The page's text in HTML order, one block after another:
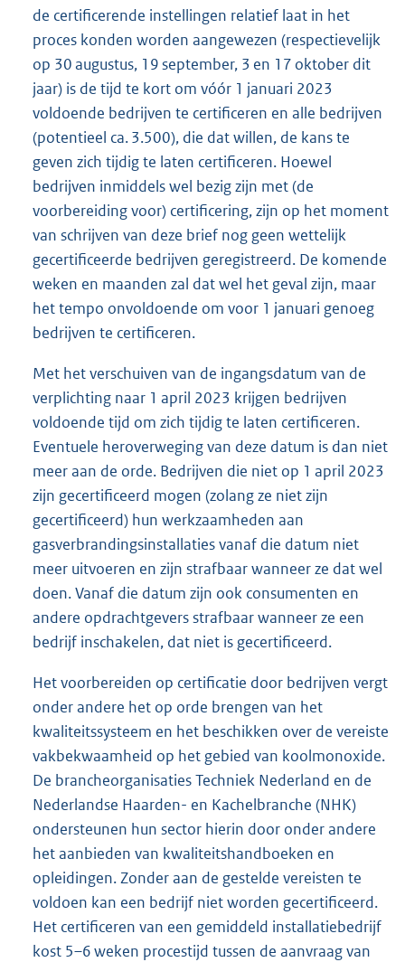
de certificerende instellingen relatief laat in het
proces konden worden aangewezen (respectievelijk
op 30 augustus, 19 september, 3 en 17 oktober dit
jaar) is de tijd te kort om vóór 1 januari 2023
voldoende bedrijven te certificeren en alle bedrijven
(potentieel ca. 3.500), die dat willen, de kans te
geven zich tijdig te laten certificeren. Hoewel
bedrijven inmiddels wel bezig zijn met (de
voorbereiding voor) certificering, zijn op het moment
van schrijven van deze brief nog geen wettelijk
gecertificeerde bedrijven geregistreerd. De komende
weken en maanden zal dat wel het geval zijn, maar
het tempo onvoldoende om voor 1 januari genoeg
bedrijven te certificeren.
Met het verschuiven van de ingangsdatum van de
verplichting naar 1 april 2023 krijgen bedrijven
voldoende tijd om zich tijdig te laten certificeren.
Eventuele heroverweging van deze datum is dan niet
meer aan de orde. Bedrijven die niet op 1 april 2023
zijn gecertificeerd mogen (zolang ze niet zijn
gecertificeerd) hun werkzaamheden aan
gasverbrandingsinstallaties vanaf die datum niet
meer uitvoeren en zijn strafbaar wanneer ze dat wel
doen. Vanaf die datum zijn ook consumenten en
andere opdrachtgevers strafbaar wanneer ze een
bedrijf inschakelen, dat niet is gecertificeerd.
Het voorbereiden op certificatie door bedrijven vergt
onder andere het op orde brengen van het
kwaliteitssysteem en het beschikken over de vereiste
vakbekwaamheid op het gebied van koolmonoxide.
De brancheorganisaties Techniek Nederland en de
Nederlandse Haarden- en Kachelbranche (NHK)
ondersteunen hun sector hierin door onder andere
het aanbieden van kwaliteitshandboeken en
opleidingen. Zonder aan de gestelde vereisten te
voldoen kan een bedrijf niet worden gecertificeerd.
Het certificeren van een gemiddeld installatiebedrijf
kost 5–6 weken procestijd tussen de aanvraag van